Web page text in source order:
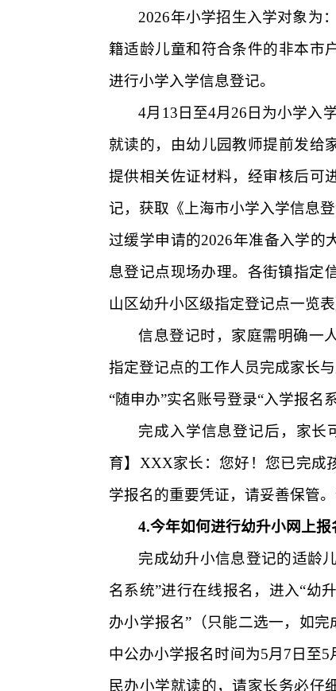
2026年小学招生入学对象为：
籍适龄儿童和符合条件的非本市
进行小学入学信息登记。
4月 13 日至4月 26 日为小学入
就读的，由幼儿园教师提前发给
提供相关佐证材料，经审核后可
记，获取《上海市小学入学信息
过缓学申请的2026年准备入学的
息登记点现场办理。各街镇指定
山区幼升小区级指定登记点一览表
信息登记时，家庭需明确一
指定登记点的工作人员完成家长
“随申办”实名账号登录“入学报名
完成入学信息登记后，家长
育】 XXX家长：您好！您已完成
学报名的重要凭证，请妥善保管
4.今年如何进行幼升小网上报
完成幼升小信息登记的适龄
名系统”进行在线报名，进入“幼
办小学报名”（只能二选一，如
中公办小学报名时间为5月 7 日至5
民办小学就读的，请家长务必仔